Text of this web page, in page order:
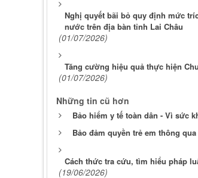
Nghị quyết bãi bỏ quy định mức
nước trên địa bàn tỉnh Lai Châu
(01/07/2026)
Tăng cường hiệu quả thực hiện
(01/07/2026)
Những tin cũ hơn
Bảo hiểm y tế toàn dân - Vì sức
Bảo đảm quyền trẻ em thông
Cách thức tra cứu, tìm hiểu pháp
(19/06/2026)